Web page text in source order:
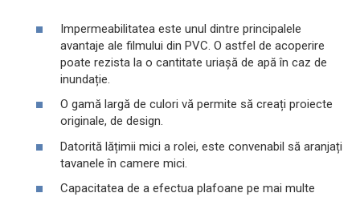
Impermeabilitatea este unul dintre principalele
avantaje ale filmului din PVC. O astfel de acoperire
poate rezista la o cantitate uriașă de apă în caz de
inundație.
O gamă largă de culori vă permite să creați proiecte
originale, de design.
Datorită lățimii mici a rolei, este convenabil să aranjați
tavanele în camere mici.
Capacitatea de a efectua plafoane pe mai multe